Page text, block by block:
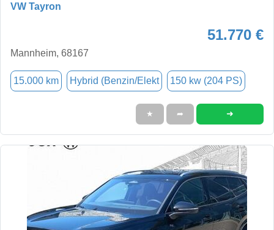
VW Tayron
51.770 €
Mannheim, 68167
15.000 km Hybrid (Benzin/Elekt 150 kw (204 PS)
★ ➦ ➜